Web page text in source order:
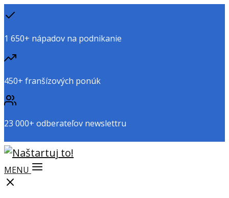
1 650+ nápadov na podnikanie
450+ franšízových ponúk
23 000+ odberateľov newslettru
MENU